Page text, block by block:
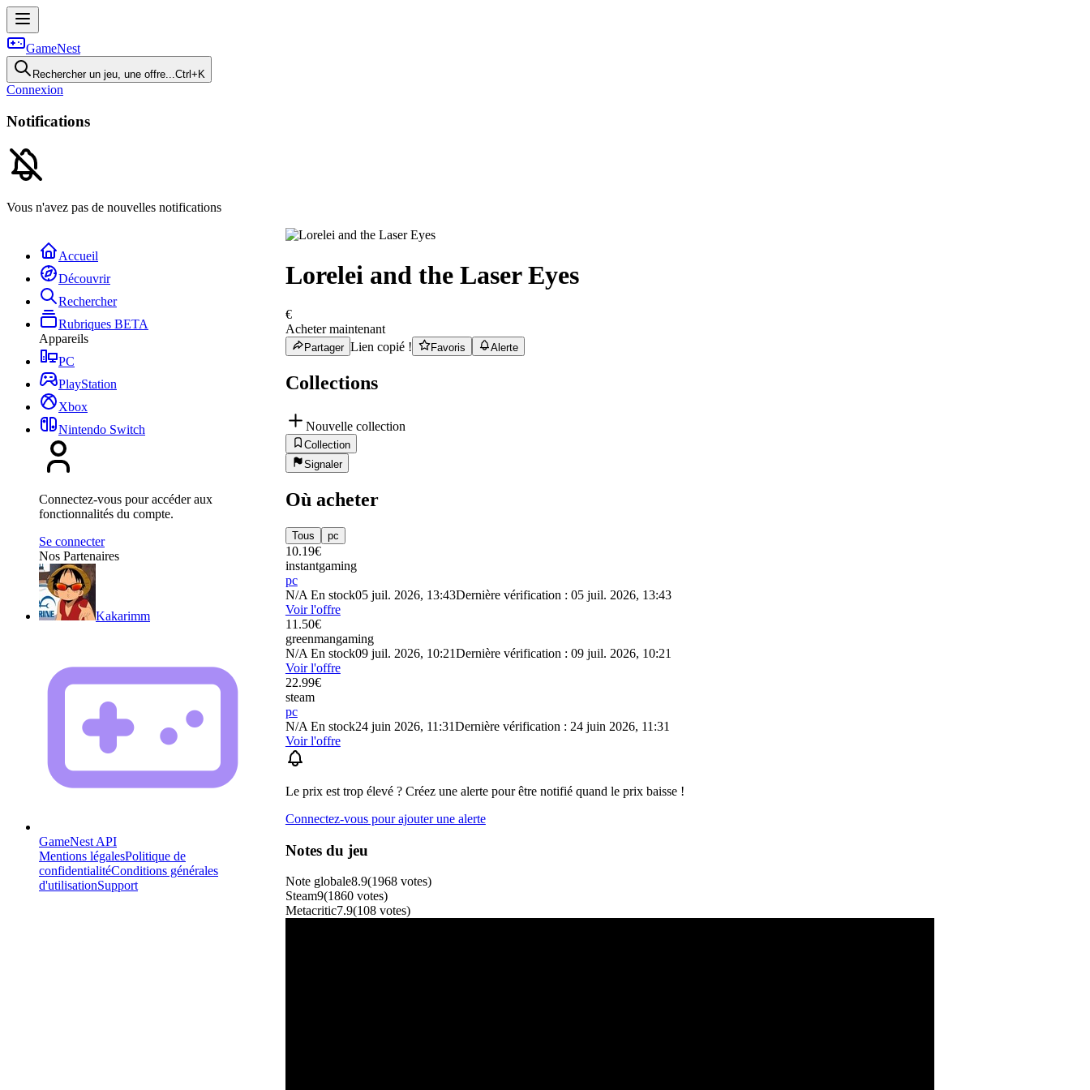
GameNest
Rechercher un jeu, une offre...Ctrl+K
Connexion
Notifications
Vous n'avez pas de nouvelles notifications
Accueil
Découvrir
Rechercher
Rubriques BETA
Appareils
PC
PlayStation
Xbox
Nintendo Switch
Connectez-vous pour accéder aux
fonctionnalités du compte.
Se connecter
Nos Partenaires
Kakarimm
GameNest API
Mentions légalesPolitique de
confidentialitéConditions générales
d'utilisationSupport
Lorelei and the Laser Eyes
€
Acheter maintenant
Partager Lien copié ! Favoris Alerte
Collections
Nouvelle collection
Collection
Signaler
Où acheter
Tous pc
10.19€
instantgaming
pc
N/A En stock05 juil. 2026, 13:43Dernière vérification : 05 juil. 2026, 13:43
Voir l'offre
11.50€
greenmangaming
N/A En stock09 juil. 2026, 10:21Dernière vérification : 09 juil. 2026, 10:21
Voir l'offre
22.99€
steam
pc
N/A En stock24 juin 2026, 11:31Dernière vérification : 24 juin 2026, 11:31
Voir l'offre
Le prix est trop élevé ? Créez une alerte pour être notifié quand le prix baisse !
Connectez-vous pour ajouter une alerte
Notes du jeu
Note globale8.9(1968 votes)
Steam9(1860 votes)
Metacritic7.9(108 votes)